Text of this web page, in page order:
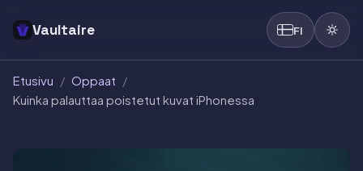
Vaultaire FI
Etusivu / Oppaat /
Kuinka palauttaa poistetut kuvat iPhonessa